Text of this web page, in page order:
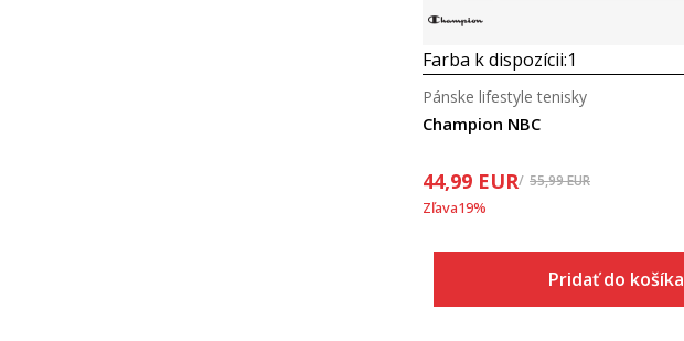
Farba k dispozícii:1
Champion NBC
Pánske lifestyle tenisky
44,99 EUR 55,99EUR
Zľava19%
Pridať do košíka